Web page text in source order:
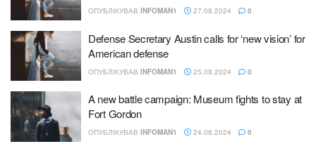
ОПУБЛІКУВАВ INFOMAN1 27.08.2024 0
Defense Secretary Austin calls for ‘new vision’ for
American defense
ОПУБЛІКУВАВ INFOMAN1 25.08.2024 0
A new battle campaign: Museum fights to stay at
Fort Gordon
ОПУБЛІКУВАВ INFOMAN1 24.08.2024 0